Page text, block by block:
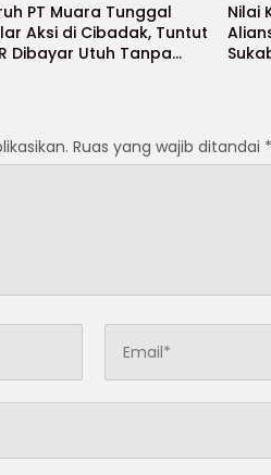
PT Muara Tunggal
Aksi di Cibadak, Tuntut
Dibayar Utuh Tanpa
Nilai
Ruas yang wajib ditandai *